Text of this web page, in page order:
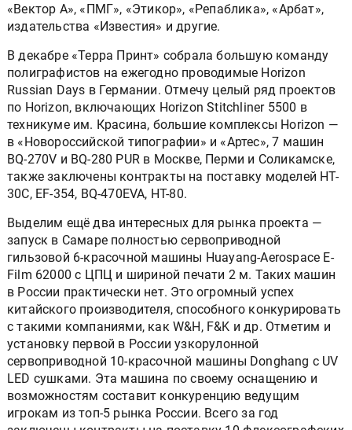
«Вектор А», «ПМГ», «Этикор», «Репаблика», «Арбат»,
издательства «Известия» и другие.
В декабре «Терра Принт» собрала большую команду
полиграфистов на ежегодно проводимые Horizon
Russian Days в Германии. Отмечу целый ряд проектов
по Horizon, включающих Horizon Stitchliner 5500 в
техникуме им. Красина, большие комплексы Horizon —
в «Новороссийской типографии» и «Артес», 7 машин
BQ-270V и BQ-280 PUR в Москве, Перми и Соликамске,
также заключены контракты на поставку моделей HT-
30С, EF-354, BQ-470EVA, HT-80.
Выделим ещё два интересных для рынка проекта —
запуск в Самаре полностью сервоприводной
гильзовой 6-красочной машины Huayang-Aerospace E-
Film 62000 с ЦПЦ и шириной печати 2 м. Таких машин
в России практически нет. Это огромный успех
китайского производителя, способного конкурировать
с такими компаниями, как W&H, F&K и др. Отметим и
установку первой в Pоссии узкорулонной
сервоприводной 10-красочной машины Donghang с UV
LED сушками. Эта машина по своему оснащению и
возможностям составит конкуренцию ведущим
игрокам из топ-5 рынка России. Всего за год